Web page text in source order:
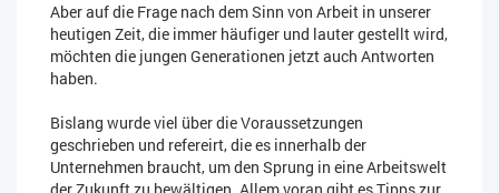
Aber auf die Frage nach dem Sinn von Arbeit in unserer
heutigen Zeit, die immer häufiger und lauter gestellt wird,
möchten die jungen Generationen jetzt auch Antworten
haben.
Bislang wurde viel über die Voraussetzungen
geschrieben und refereirt, die es innerhalb der
Unternehmen braucht, um den Sprung in eine Arbeitswelt